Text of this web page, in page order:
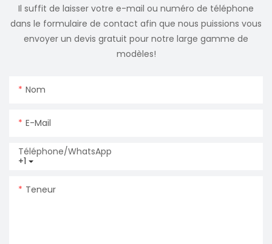
Il suffit de laisser votre e-mail ou numéro de téléphone
dans le formulaire de contact afin que nous puissions vous
envoyer un devis gratuit pour notre large gamme de
modèles!
Nom
E-Mail
+1
Téléphone/WhatsApp
Teneur